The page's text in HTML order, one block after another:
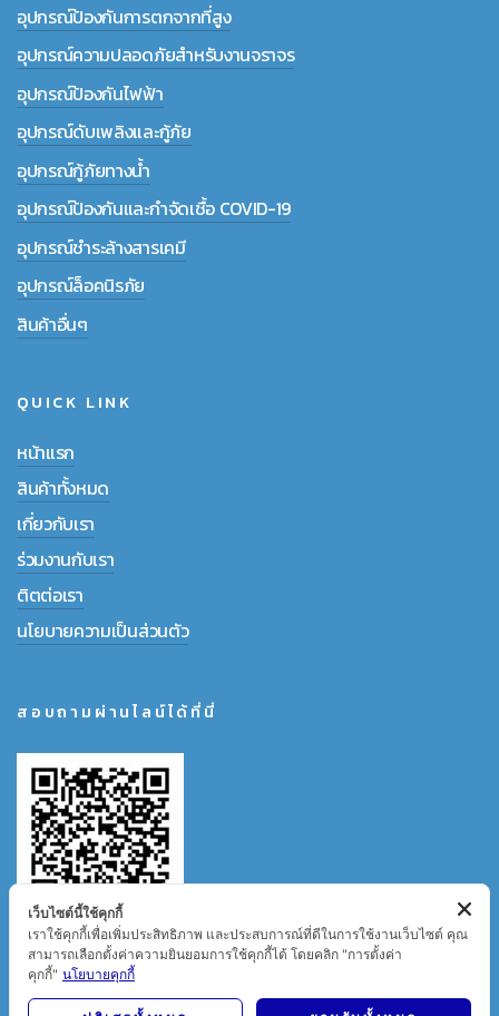
อุปกรณ์ป้องกันการตกจากที่สูง
อุปกรณ์ความปลอดภัยสำหรับงานจราจร
อุปกรณ์ป้องกันไฟฟ้า
อุปกรณ์ดับเพลิงและกู้ภัย
อุปกรณ์กู้ภัยทางน้ำ
อุปกรณ์ป้องกันและกำจัดเชื้อ COVID-19
อุปกรณ์ชำระล้างสารเคมี
อุปกรณ์ล็อคนิรภัย
สินค้าอื่นๆ
QUICK LINK
หน้าแรก
สินค้าทั้งหมด
เกี่ยวกับเรา
ร่วมงานกับเรา
ติตต่อเรา
นโยบายความเป็นส่วนตัว
สอบถามผ่านไลน์ได้ที่นี่
เว็บไซต์นี้ใช้คุกกี้
เราใช้คุกกี้เพื่อเพิ่มประสิทธิภาพ และประสบการณ์ที่ดีในการใช้งานเว็บไซต์ คุณ
สามารถเลือกตั้งค่าความยินยอมการใช้คุกกี้ได้ โดยคลิก "การตั้งค่า
คุกกี้" นโยบายคุกกี้